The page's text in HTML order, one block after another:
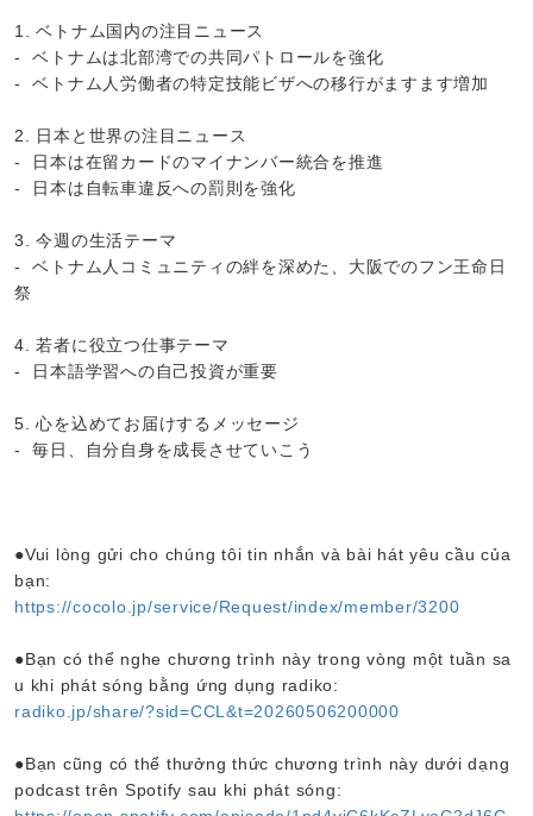
1. ベトナム国内の注目ニュース
- ベトナムは北部湾での共同パトロールを強化
- ベトナム人労働者の特定技能ビザへの移行がますます増加
2. 日本と世界の注目ニュース
- 日本は在留カードのマイナンバー統合を推進
- 日本は自転車違反への罰則を強化
3. 今週の生活テーマ
- ベトナム人コミュニティの絆を深めた、大阪でのフン王命日
祭
4. 若者に役立つ仕事テーマ
- 日本語学習への自己投資が重要
5. 心を込めてお届けするメッセージ
- 毎日、自分自身を成長させていこう
●Vui lòng gửi cho chúng tôi tin nhắn và bài hát yêu cầu của
bạn:
https://cocolo.jp/service/Request/index/member/3200
●Bạn có thể nghe chương trình này trong vòng một tuần sa
u khi phát sóng bằng ứng dụng radiko:
radiko.jp/share/?sid=CCL&t=20260506200000
●Bạn cũng có thể thưởng thức chương trình này dưới dạng
podcast trên Spotify sau khi phát sóng: